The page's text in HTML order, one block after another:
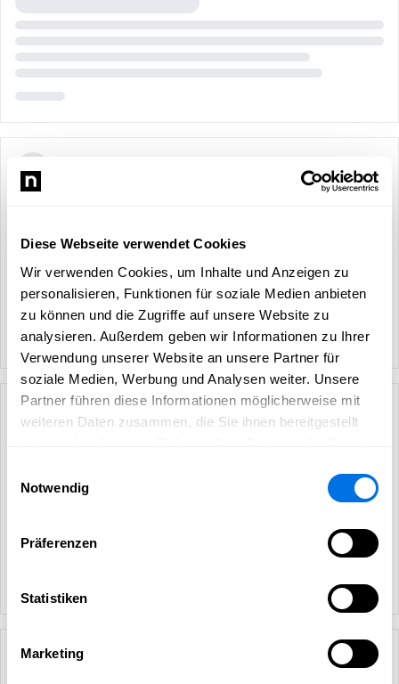
Diese Webseite verwendet Cookies
Wir verwenden Cookies, um Inhalte und Anzeigen zu
personalisieren, Funktionen für soziale Medien anbieten
zu können und die Zugriffe auf unsere Website zu
analysieren. Außerdem geben wir Informationen zu Ihrer
Verwendung unserer Website an unsere Partner für
soziale Medien, Werbung und Analysen weiter. Unsere
Partner führen diese Informationen möglicherweise mit
weiteren Daten zusammen, die Sie ihnen bereitgestellt
Notwendig
Präferenzen
Statistiken
Marketing